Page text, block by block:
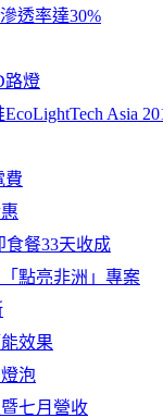
透率達30%
路燈
Asia
費
餐33天收成
點亮非洲」專案
效果
泡
七月營收